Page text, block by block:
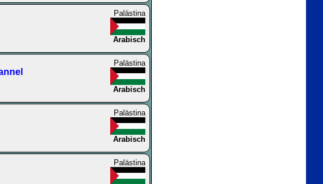
Palästina
Arabisch
Palästina
Arabisch
Palästina
Arabisch
Palästina